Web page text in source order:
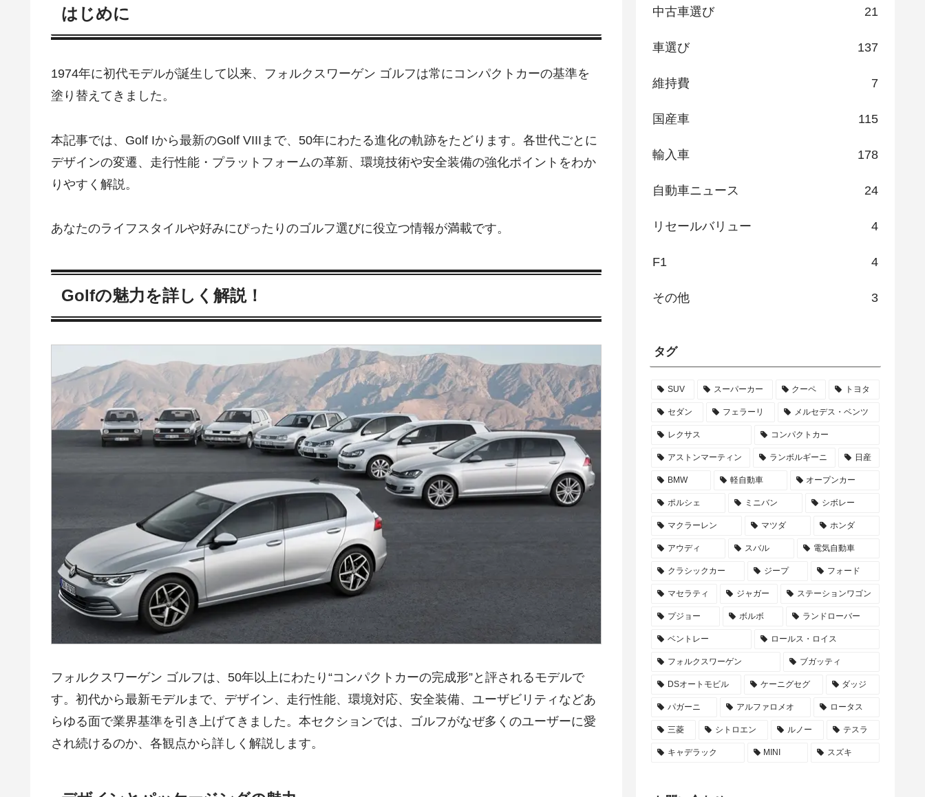
はじめに
1974年に初代モデルが誕生して以来、フォルクスワーゲン ゴルフは常にコンパクトカーの基準を
塗り替えてきました。
本記事では、Golf Iから最新のGolf VIIIまで、50年にわたる進化の軌跡をたどります。各世代ごとに
デザインの変遷、走行性能・プラットフォームの革新、環境技術や安全装備の強化ポイントをわか
りやすく解説。
あなたのライフスタイルや好みにぴったりのゴルフ選びに役立つ情報が満載です。
Golfの魅力を詳しく解説！
フォルクスワーゲン ゴルフは、50年以上にわたり“コンパクトカーの完成形”と評されるモデルで
す。初代から最新モデルまで、デザイン、走行性能、環境対応、安全装備、ユーザビリティなどあ
らゆる面で業界基準を引き上げてきました。本セクションでは、ゴルフがなぜ多くのユーザーに愛
され続けるのか、各観点から詳しく解説します。
中古車選び 21
車選び 137
維持費 7
国産車 115
輸入車 178
自動車ニュース 24
リセールバリュー 4
F1 4
その他 3
タグ
SUV スーパーカー クーペ トヨタ
セダン フェラーリ メルセデス・ベンツ
レクサス コンパクトカー
アストンマーティン ランボルギーニ 日産
BMW 軽自動車 オープンカー
ポルシェ ミニバン シボレー
マクラーレン マツダ ホンダ
アウディ スバル 電気自動車
クラシックカー ジープ フォード
マセラティ ジャガー ステーションワゴン
プジョー ボルボ ランドローバー
ベントレー ロールス・ロイス
フォルクスワーゲン ブガッティ
DSオートモビル ケーニグセグ ダッジ
パガーニ アルファロメオ ロータス
三菱 シトロエン ルノー テスラ
キャデラック MINI スズキ